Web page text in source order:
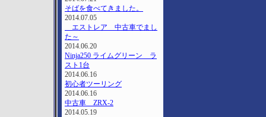
そばを食べてきました。
2014.07.05
エストレア 中古車でまし
た～
2014.06.20
Ninja250 ライムグリーン ラ
スト1台
2014.06.16
初心者ツーリング
2014.06.16
中古車 ZRX-2
2014.05.19